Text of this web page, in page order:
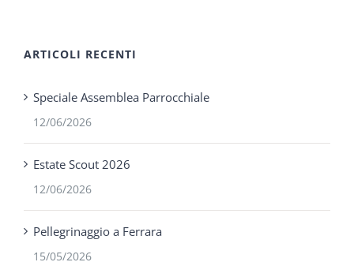
ARTICOLI RECENTI
Speciale Assemblea Parrocchiale
12/06/2026
Estate Scout 2026
12/06/2026
Pellegrinaggio a Ferrara
15/05/2026